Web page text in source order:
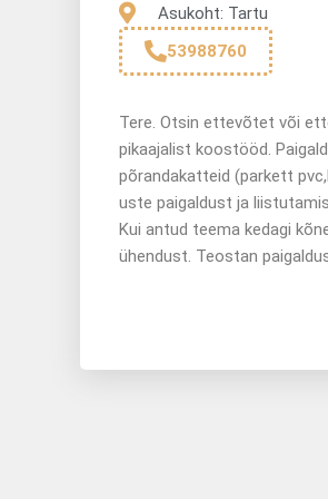
Asukoht: Tartu
53988760
Tere. Otsin ettevõtet või
pikaajalist koostööd.
põrandakatteid (parkett
uste paigaldust ja
Kui antud teema kedagi
ühendust. Teostan